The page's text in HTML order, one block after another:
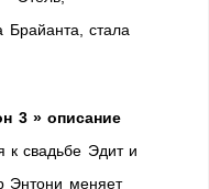
стала
3 » описание
к свадьбе Эдит и
Энтони меняет